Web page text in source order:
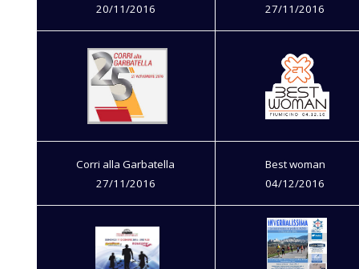
20/11/2016
27/11/2016
Corri alla Garbatella
27/11/2016
Best woman
04/12/2016